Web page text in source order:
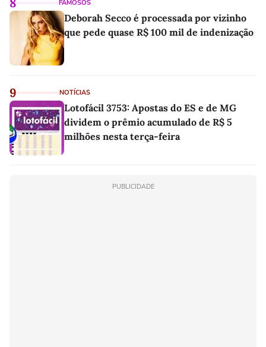
FAMOSOS
Deborah Secco é processada por vizinho
que pede quase R$ 100 mil de indenização
9 NOTÍCIAS
Lotofácil 3753: Apostas do ES e de MG
dividem o prêmio acumulado de R$ 5
milhões nesta terça-feira
PUBLICIDADE